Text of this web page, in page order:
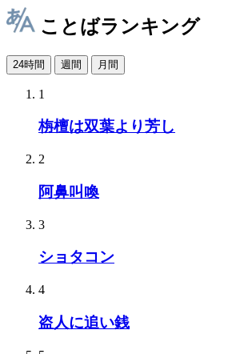
ことばランキング
24時間 週間 月間
1
栴檀は双葉より芳し
2
阿鼻叫喚
3
ショタコン
4
盗人に追い銭